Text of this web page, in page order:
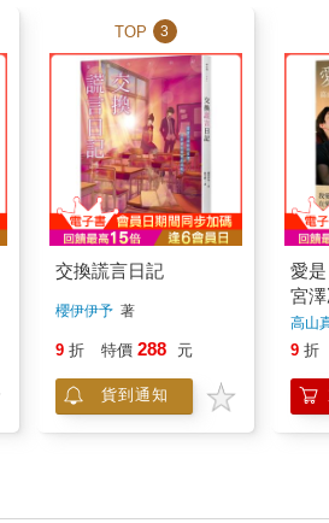
TOP 3
交換謊言日記
櫻伊伊予著
9 折 特價 288 元
貨到通知
愛
宮
電
小
高山
9 折